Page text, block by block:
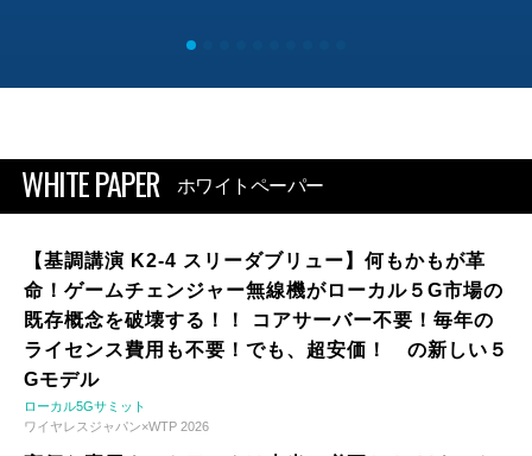
WHITE PAPER ホワイトペーパー
【基調講演 K2-4 スリーダブリュー】何もかもが革
命！ゲームチェンジャー無線機がローカル５G市場の
既存概念を破壊する！！ コアサーバー不要！毎年の
ライセンス費用も不要！でも、超安価！ の新しい５
Gモデル
ローカル5Gサミット
ワイヤレスジャパン×WTP 2026